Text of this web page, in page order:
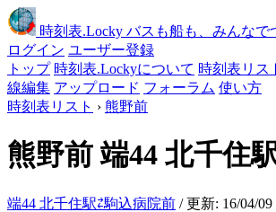
時刻表.Locky バスも船も、みんなで
ログイン ユーザー登録
トップ 時刻表.Lockyについて 時刻表リス
線編集 アップロード フォーラム 使い方
時刻表リスト › 熊野前
熊野前端44 北千住
端44 北千住駅⇄駒込病院前 / 更新: 16/04/